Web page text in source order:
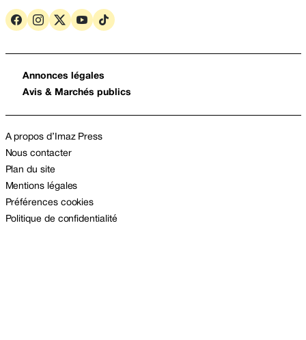
Annonces légales
Avis & Marchés publics
A propos d’Imaz Press
Nous contacter
Plan du site
Mentions légales
Préférences cookies
Politique de confidentialité